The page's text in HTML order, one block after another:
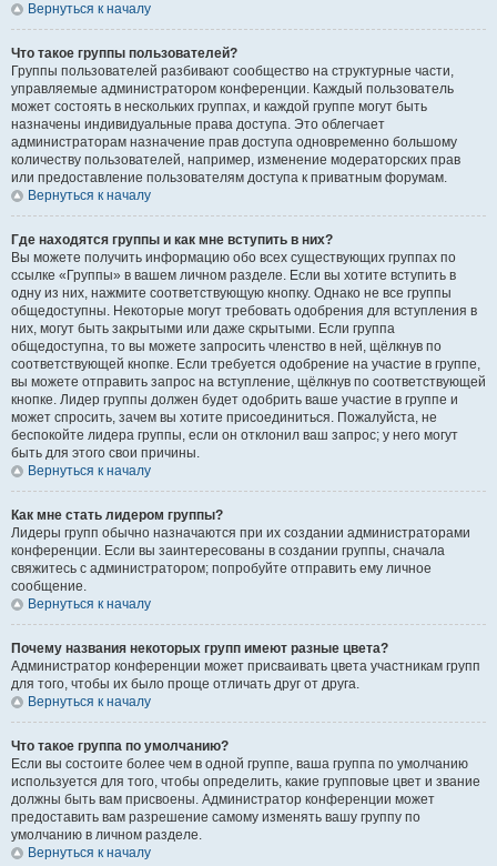
Вернуться к началу
Что такое группы пользователей?
Группы пользователей разбивают сообщество на структурные части,
управляемые администратором конференции. Каждый пользователь
может состоять в нескольких группах, и каждой группе могут быть
назначены индивидуальные права доступа. Это облегчает
администраторам назначение прав доступа одновременно большому
количеству пользователей, например, изменение модераторских прав
или предоставление пользователям доступа к приватным форумам.
Вернуться к началу
Где находятся группы и как мне вступить в них?
Вы можете получить информацию обо всех существующих группах по
ссылке «Группы» в вашем личном разделе. Если вы хотите вступить в
одну из них, нажмите соответствующую кнопку. Однако не все группы
общедоступны. Некоторые могут требовать одобрения для вступления в
них, могут быть закрытыми или даже скрытыми. Если группа
общедоступна, то вы можете запросить членство в ней, щёлкнув по
соответствующей кнопке. Если требуется одобрение на участие в группе,
вы можете отправить запрос на вступление, щёлкнув по соответствующей
кнопке. Лидер группы должен будет одобрить ваше участие в группе и
может спросить, зачем вы хотите присоединиться. Пожалуйста, не
беспокойте лидера группы, если он отклонил ваш запрос; у него могут
быть для этого свои причины.
Вернуться к началу
Как мне стать лидером группы?
Лидеры групп обычно назначаются при их создании администраторами
конференции. Если вы заинтересованы в создании группы, сначала
свяжитесь с администратором; попробуйте отправить ему личное
сообщение.
Вернуться к началу
Почему названия некоторых групп имеют разные цвета?
Администратор конференции может присваивать цвета участникам групп
для того, чтобы их было проще отличать друг от друга.
Вернуться к началу
Что такое группа по умолчанию?
Если вы состоите более чем в одной группе, ваша группа по умолчанию
используется для того, чтобы определить, какие групповые цвет и звание
должны быть вам присвоены. Администратор конференции может
предоставить вам разрешение самому изменять вашу группу по
умолчанию в личном разделе.
Вернуться к началу